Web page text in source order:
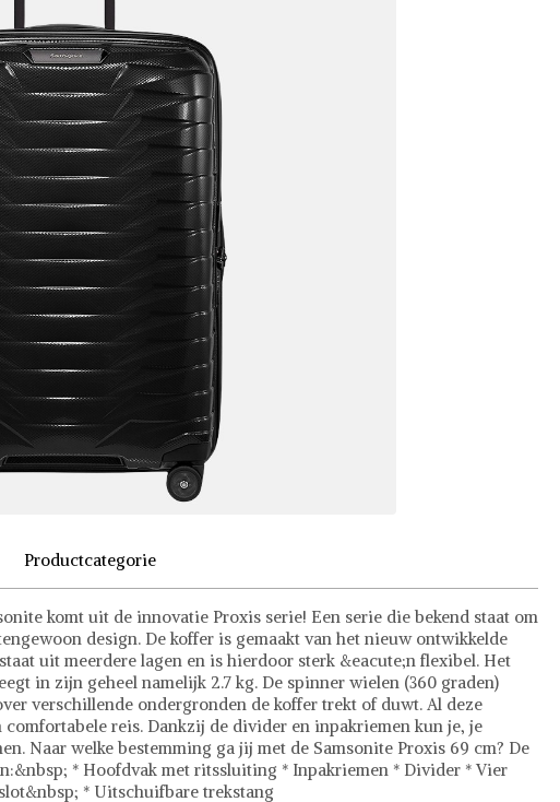
Productcategorie
komt uit de innovatie Proxis serie! Een serie die bekend staat om
design. De koffer is gemaakt van het nieuw ontwikkelde
uit meerdere lagen en is hierdoor sterk &eacute;n flexibel. Het
in zijn geheel namelijk 2.7 kg. De spinner wielen (360 graden)
verschillende ondergronden de koffer trekt of duwt. Al deze
comfortabele reis. Dankzij de divider en inpakriemen kun je, je
Naar welke bestemming ga jij met de Samsonite Proxis 69 cm? De
* Hoofdvak met ritssluiting * Inpakriemen * Divider * Vier
* Uitschuifbare trekstang